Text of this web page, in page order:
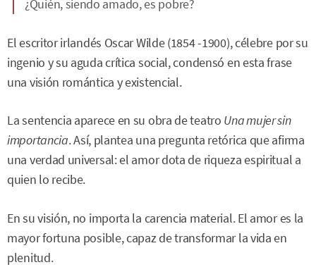
¿Quién, siendo amado, es pobre?
El escritor irlandés Oscar Wilde (1854 -1900), célebre por su
ingenio y su aguda crítica social, condensó en esta frase
una visión romántica y existencial.
La sentencia aparece en su obra de teatro Una mujer sin
importancia. Así, plantea una pregunta retórica que afirma
una verdad universal: el amor dota de riqueza espiritual a
quien lo recibe.
En su visión, no importa la carencia material. El amor es la
mayor fortuna posible, capaz de transformar la vida en
plenitud.